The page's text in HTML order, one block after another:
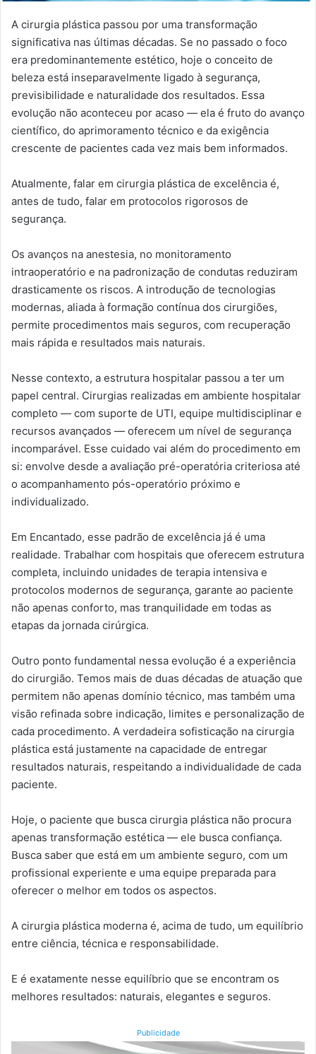
A cirurgia plástica passou por uma transformação
significativa nas últimas décadas. Se no passado o foco
era predominantemente estético, hoje o conceito de
beleza está inseparavelmente ligado à segurança,
previsibilidade e naturalidade dos resultados. Essa
evolução não aconteceu por acaso — ela é fruto do avanço
científico, do aprimoramento técnico e da exigência
crescente de pacientes cada vez mais bem informados.
Atualmente, falar em cirurgia plástica de excelência é,
antes de tudo, falar em protocolos rigorosos de
segurança.
Os avanços na anestesia, no monitoramento
intraoperatório e na padronização de condutas reduziram
drasticamente os riscos. A introdução de tecnologias
modernas, aliada à formação contínua dos cirurgiões,
permite procedimentos mais seguros, com recuperação
mais rápida e resultados mais naturais.
Nesse contexto, a estrutura hospitalar passou a ter um
papel central. Cirurgias realizadas em ambiente hospitalar
completo — com suporte de UTI, equipe multidisciplinar e
recursos avançados — oferecem um nível de segurança
incomparável. Esse cuidado vai além do procedimento em
si: envolve desde a avaliação pré-operatória criteriosa até
o acompanhamento pós-operatório próximo e
individualizado.
Em Encantado, esse padrão de excelência já é uma
realidade. Trabalhar com hospitais que oferecem estrutura
completa, incluindo unidades de terapia intensiva e
protocolos modernos de segurança, garante ao paciente
não apenas conforto, mas tranquilidade em todas as
etapas da jornada cirúrgica.
Outro ponto fundamental nessa evolução é a experiência
do cirurgião. Temos mais de duas décadas de atuação que
permitem não apenas domínio técnico, mas também uma
visão refinada sobre indicação, limites e personalização de
cada procedimento. A verdadeira sofisticação na cirurgia
plástica está justamente na capacidade de entregar
resultados naturais, respeitando a individualidade de cada
paciente.
Hoje, o paciente que busca cirurgia plástica não procura
apenas transformação estética — ele busca confiança.
Busca saber que está em um ambiente seguro, com um
profissional experiente e uma equipe preparada para
oferecer o melhor em todos os aspectos.
A cirurgia plástica moderna é, acima de tudo, um equilíbrio
entre ciência, técnica e responsabilidade.
E é exatamente nesse equilíbrio que se encontram os
melhores resultados: naturais, elegantes e seguros.
Publicidade